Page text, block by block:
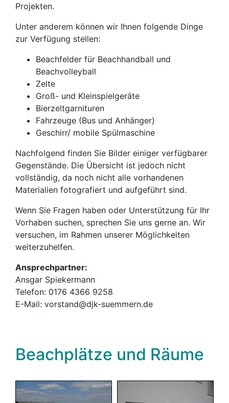
Projekten.
Unter anderem können wir Ihnen folgende Dinge
zur Verfügung stellen:
Beachfelder für Beachhandball und
Beachvolleyball
Zelte
Groß- und Kleinspielgeräte
Bierzeltgarnituren
Fahrzeuge (Bus und Anhänger)
Geschirr/ mobile Spülmaschine
Nachfolgend finden Sie Bilder einiger verfügbarer
Gegenstände. Die Übersicht ist jedoch nicht
vollständig, da noch nicht alle vorhandenen
Materialien fotografiert und aufgeführt sind.
Wenn Sie Fragen haben oder Unterstützung für Ihr
Vorhaben suchen, sprechen Sie uns gerne an. Wir
versuchen, im Rahmen unserer Möglichkeiten
weiterzuhelfen.
Ansprechpartner:
Ansgar Spiekermann
Telefon: 0176 4366 9258
E-Mail: vorstand@djk-suemmern.de
Beachplätze und Räume